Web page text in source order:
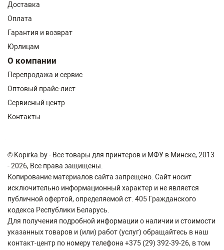
Доставка
Оплата
Гарантия и возврат
Юрлицам
О компании
Перепродажа и сервис
Оптовый прайс-лист
Сервисный центр
Контакты
© Kopirka.by - Все товары для принтеров и МФУ в Минске, 2013
- 2026, Все права защищены.
Копирование материалов сайта запрещено. Сайт носит
исключительно информационный характер и не является
публичной офертой, определяемой ст. 405 Гражданского
кодекса Республики Беларусь.
Для получения подробной информации о наличии и стоимости
указанных товаров и (или) работ (услуг) обращайтесь в наш
контакт-центр по номеру телефона +375 (29) 392-39-26, в том